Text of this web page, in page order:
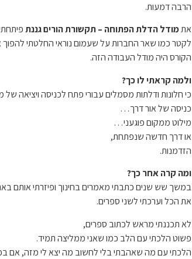
הרבה דמעות.
אתמודלהדלת הפתוחה – תקשורת הורים גננת
לקטר כמו שאר החברות על שעמום נוראי החלטתי להפוך
הקורס היה מודל העבודה הזה.
ולמה קראתי לו כך?
כי חלונות ודלתות מסמלים עבורי פתח לכניסה ויציאה של
כניסה של אור דרך…
מילוט ממקום פוגעני…
או דרך חדשה שנפתחת,
הזדמנות.
ומה קרה אחר כך?
במשך שש שנים כתבתי מאמרים בחינוך ופיזרתיאותם
את הכל וערכתי לשני ספרים.
לא תכננתי מראש לכתוב ספרים,
פשוט הלכתי עם הלב כמו שאני ממליצה תמיד.
הלכתי עם מה שאהבתי בלי לחשוב מה יצא לי מזה, אם